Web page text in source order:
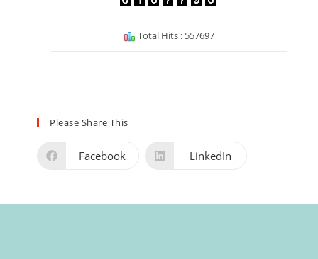
Total Hits : 557697
Please Share This
Facebook LinkedIn